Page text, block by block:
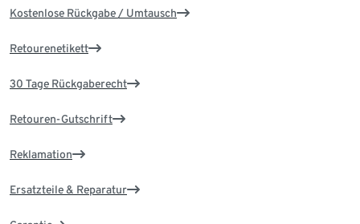
Kostenlose Rückgabe / Umtausch
Retourenetikett
30 Tage Rückgaberecht
Retouren-Gutschrift
Reklamation
Ersatzteile & Reparatur